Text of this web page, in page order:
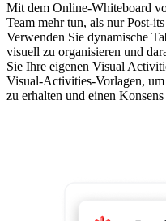
Mit dem Online-Whiteboard
Team mehr tun, als nur Post-
Verwenden Sie dynamische
visuell zu organisieren und
Sie Ihre eigenen Visual
Visual-Activities-Vorlagen,
zu erhalten und einen